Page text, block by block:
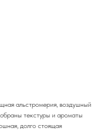
альстромерия, воздушный
текстуры и ароматы
долго стоящая